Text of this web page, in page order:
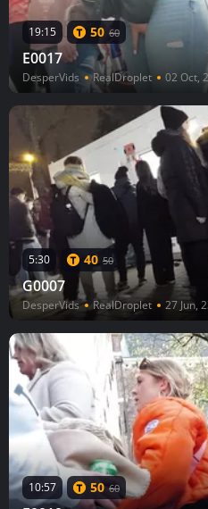
19:15 50 60
E0017
DesperVids RealDroplet 02 Oct,
5:30 40 50
G0007
DesperVids RealDroplet 27 Jun,
10:57 50 60